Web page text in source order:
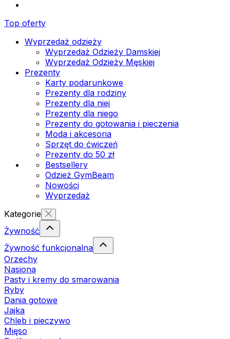
Top oferty
Wyprzedaż odzieży
Wyprzedaż Odzieży Damskiej
Wyprzedaż Odzieży Męskiej
Prezenty
Karty podarunkowe
Prezenty dla rodziny
Prezenty dla niej
Prezenty dla niego
Prezenty do gotowania i pieczenia
Moda i akcesoria
Sprzęt do ćwiczeń
Prezenty do 50 zł
Bestsellery
Odzież GymBeam
Nowości
Wyprzedaż
Kategorie
Żywność
Żywność funkcjonalna
Orzechy
Nasiona
Pasty i kremy do smarowania
Ryby
Dania gotowe
Jajka
Chleb i pieczywo
Mięso